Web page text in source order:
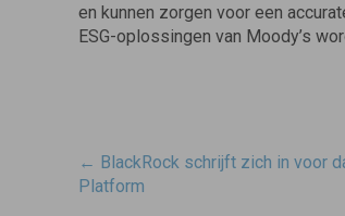
en kunnen zorgen voor een
ESG-oplossingen van Moody’s
Post
navigatie
← BlackRock schrijft zich in voor
Platform